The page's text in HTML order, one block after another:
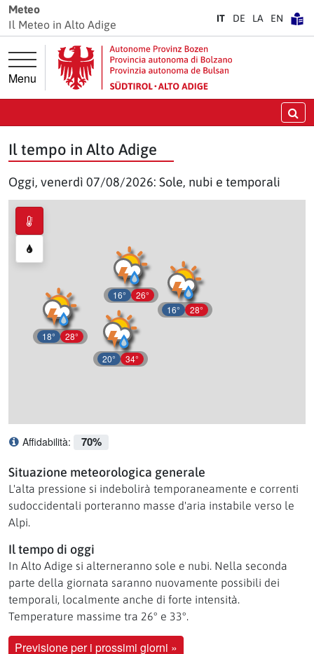
Vai direttamente alla navigazione principale
Vai direttamente al contenuto principale
Meteo
Il Meteo in Alto Adige
IT DE LA EN
Menu
Il tempo in Alto Adige
Oggi, venerdì 07/08/2026: Sole, nubi e temporali
18° 28°
16° 26°
20° 34°
16° 28°
Affidabilità: 70%
Situazione meteorologica generale
L'alta pressione si indebolirà temporaneamente e correnti
sudoccidentali porteranno masse d'aria instabile verso le
Alpi.
Il tempo di oggi
In Alto Adige si alterneranno sole e nubi. Nella seconda
parte della giornata saranno nuovamente possibili dei
temporali, localmente anche di forte intensità.
Temperature massime tra 26° e 33°.
Previsione per i prossimi giorni »